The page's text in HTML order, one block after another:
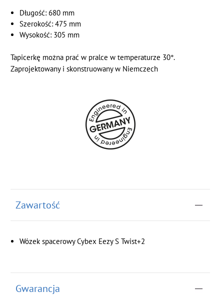
Długość: 680 mm
Szerokość: 475 mm
Wysokość: 305 mm
Tapicerkę można prać w pralce w temperaturze 30°.
Zaprojektowany i skonstruowany w Niemczech
Zawartość
Wózek spacerowy Cybex Eezy S Twist+2
Gwarancja